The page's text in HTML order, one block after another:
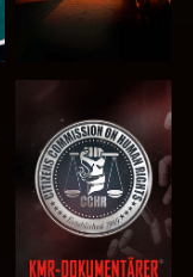
TITTA